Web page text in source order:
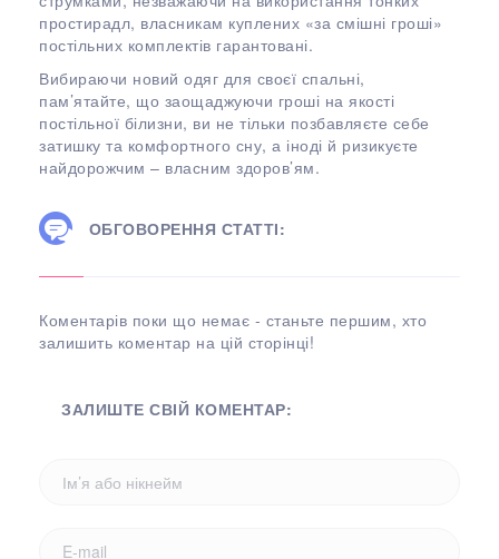
простирадл, власникам куплених «за смішні гроші»
постільних комплектів гарантовані.
Вибираючи новий одяг для своєї спальні,
пам’ятайте, що заощаджуючи гроші на якості
постільної білизни, ви не тільки позбавляєте себе
затишку та комфортного сну, а іноді й ризикуєте
найдорожчим – власним здоров’ям.
ОБГОВОРЕННЯ СТАТТІ:
Коментарів поки що немає - станьте першим, хто
залишить коментар на цій сторінці!
ЗАЛИШТЕ СВІЙ КОМЕНТАР: